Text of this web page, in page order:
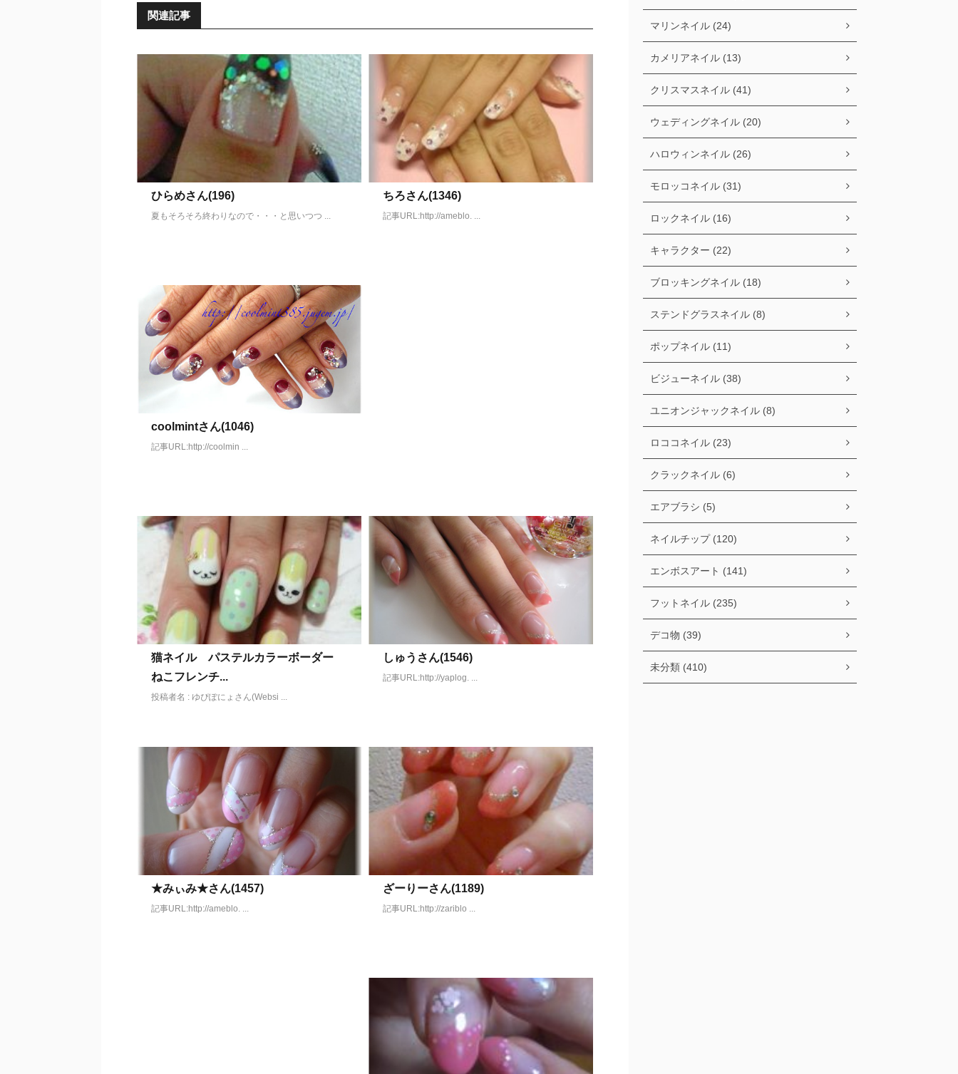
関連記事
ひらめさん(196)
夏もそろそろ終わりなので・・・と思いつつ ...
ちろさん(1346)
記事URL:http://ameblo. ...
coolmintさん(1046)
記事URL:http://coolmin ...
猫ネイル パステルカラーボーダー
ねこフレンチ...
投稿者名 : ゆぴぽにょさん(Websi ...
しゅうさん(1546)
記事URL:http://yaplog. ...
★みぃみ★さん(1457)
記事URL:http://ameblo. ...
ざーりーさん(1189)
記事URL:http://zariblo ...
マリンネイル (24)
カメリアネイル (13)
クリスマスネイル (41)
ウェディングネイル (20)
ハロウィンネイル (26)
モロッコネイル (31)
ロックネイル (16)
キャラクター (22)
ブロッキングネイル (18)
ステンドグラスネイル (8)
ポップネイル (11)
ビジューネイル (38)
ユニオンジャックネイル (8)
ロココネイル (23)
クラックネイル (6)
エアブラシ (5)
ネイルチップ (120)
エンボスアート (141)
フットネイル (235)
デコ物 (39)
未分類 (410)